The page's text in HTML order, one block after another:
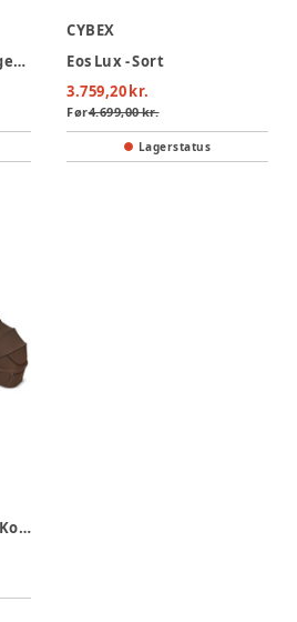
Joie Finiti Trio Med Liggedel Og Autostol - Signature - Eclipse
CYBEX
Eos Lux - Sort
3.759,20 kr.
Før4.699,00 kr.
Lagerstatus
Lionelo Mika plus 2in1 Kombivogn - Mocha Mousse